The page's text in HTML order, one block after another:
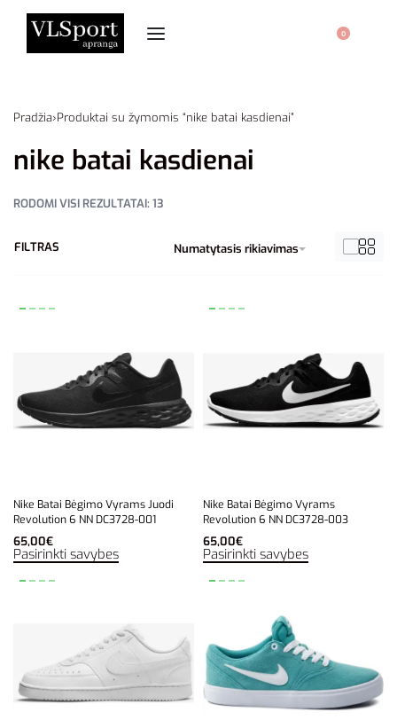
0
Pradžia›Produktai su žymomis “nike batai kasdienai”
nike batai kasdienai
RODOMI VISI REZULTATAI: 13
Numatytasis rikiavimas
FILTRAS
Nike Batai Bėgimo Vyrams Juodi
Revolution 6 NN DC3728-001
65,00€
Pasirinkti savybes
Nike Batai Bėgimo Vyrams
Revolution 6 NN DC3728-003
65,00€
Pasirinkti savybes